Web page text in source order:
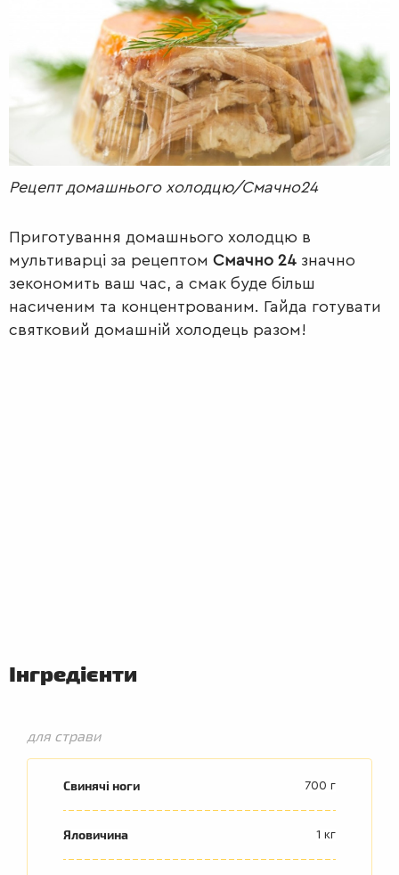
КРАСА КІНО
FASHION ТРАДИЦІЇ
Рецепт домашнього холодцю/Смачно24
Приготування домашнього холодцю в
мультиварці за рецептом Смачно 24 значно
зекономить ваш час, а смак буде більш
насиченим та концентрованим. Гайда готувати
святковий домашній холодець разом!
Інгредієнти
для страви
Свинячі ноги 700 г
Яловичина 1 кг